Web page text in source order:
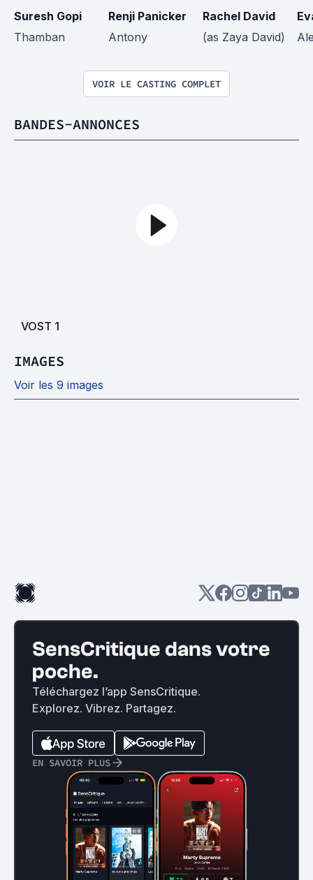
Suresh Gopi
Thamban
Renji Panicker
Antony
Rachel David
(as Zaya David)
VOIR LE CASTING COMPLET
BANDES-ANNONCES
VOST 1
IMAGES
Voir les 9 images
SensCritique dans votre
poche.
Téléchargez l’app SensCritique.
Explorez. Vibrez. Partagez.
EN SAVOIR PLUS